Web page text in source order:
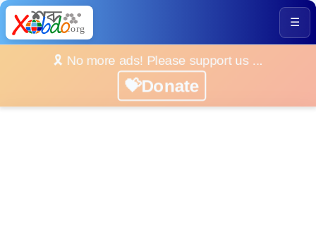
☰
🎗️ No more ads! Please support us ...
💝Donate